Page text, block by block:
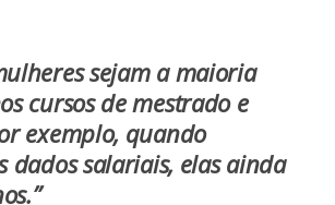
sejam a maioria
cursos de mestrado e
exemplo, quando
dados salariais, elas ainda